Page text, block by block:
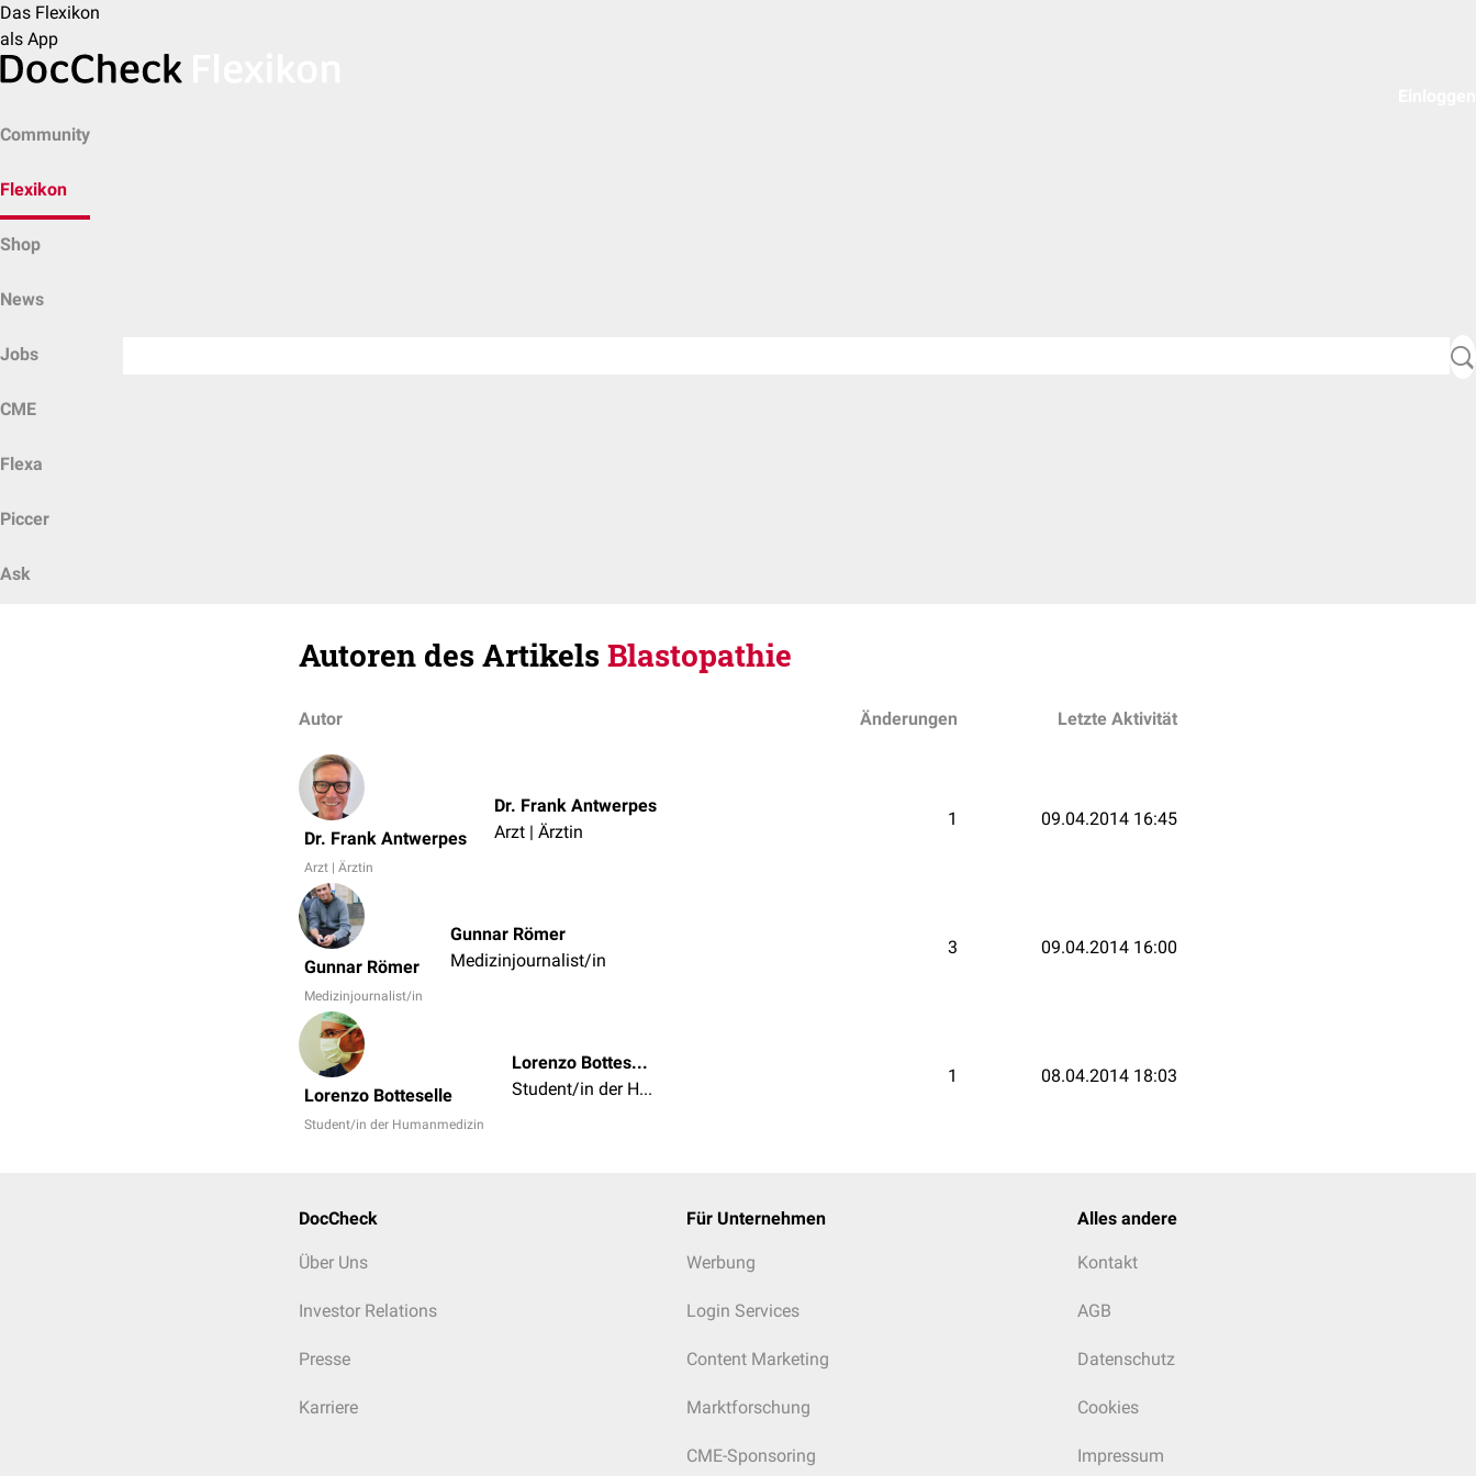
Das Flexikon
als App
Community
Flexikon
Shop
News
Jobs
CME
Flexa
Piccer
Ask
Autoren des ArtikelsBlastopathie
Autor Änderungen Letzte Aktivität
Dr. Frank Antwerpes
Arzt | Ärztin
Dr. Frank Antwerpes
Arzt | Ärztin
1 09.04.2014 16:45
Gunnar Römer
Medizinjournalist/in
Gunnar Römer
Medizinjournalist/in
3 09.04.2014 16:00
Lorenzo Botteselle
Student/in der Humanmedizin
Lorenzo Botteselle
Student/in der Humanmedizin
1 08.04.2014 18:03
DocCheck
Über Uns
Investor Relations
Presse
Karriere
Für Unternehmen
Werbung
Login Services
Content Marketing
Marktforschung
CME-Sponsoring
Alles andere
Kontakt
AGB
Datenschutz
Cookies
Impressum